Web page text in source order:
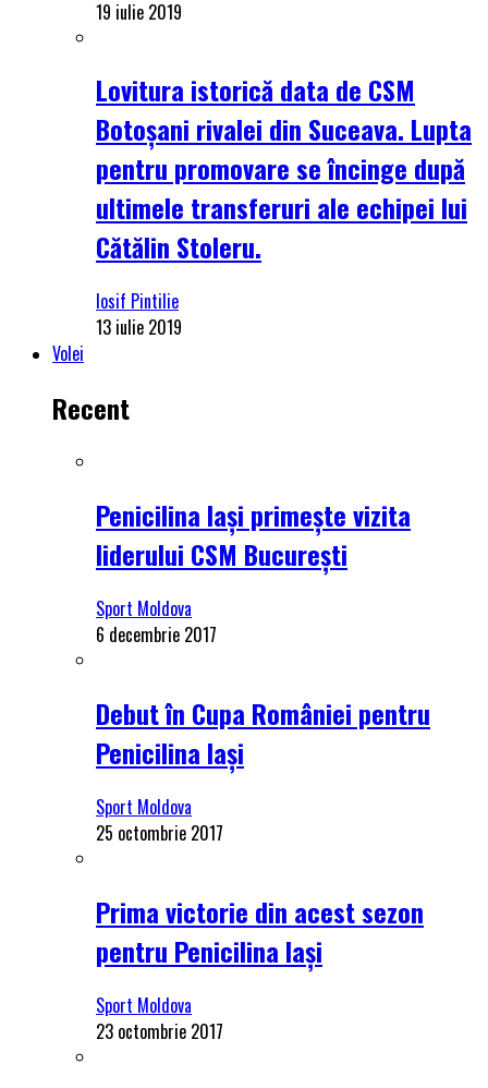
19 iulie 2019
Lovitura istorică data de CSM
Botoșani rivalei din Suceava. Lupta
pentru promovare se încinge după
ultimele transferuri ale echipei lui
Cătălin Stoleru.
Iosif Pintilie
13 iulie 2019
Volei
Recent
Penicilina Iași primește vizita
liderului CSM București
Sport Moldova
6 decembrie 2017
Debut în Cupa României pentru
Penicilina Iași
Sport Moldova
25 octombrie 2017
Prima victorie din acest sezon
pentru Penicilina Iași
Sport Moldova
23 octombrie 2017